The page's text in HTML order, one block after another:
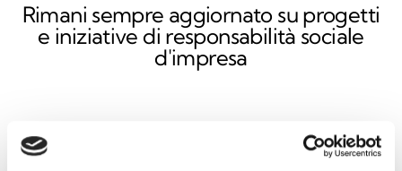
Rimani sempre aggiornato su progetti
e iniziative di responsabilità sociale
d'impresa